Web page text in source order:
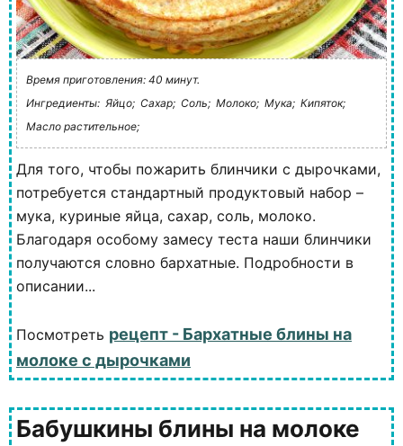
Время приготовления: 40 минут.
Ингредиенты: Яйцо; Сахар; Соль; Молоко; Мука; Кипяток;
Масло растительное;
Для того, чтобы пожарить блинчики с дырочками,
потребуется стандартный продуктовый набор –
мука, куриные яйца, сахар, соль, молоко.
Благодаря особому замесу теста наши блинчики
получаются словно бархатные. Подробности в
описании...
Посмотреть рецепт - Бархатные блины на
молоке с дырочками
Бабушкины блины на молоке